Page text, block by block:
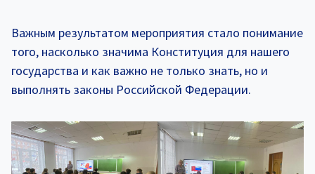
Важным результатом мероприятия стало понимание
того, насколько значима Конституция для нашего
государства и как важно не только знать, но и
выполнять законы Российской Федерации.